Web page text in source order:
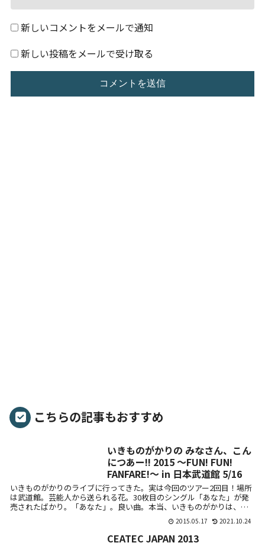
新しいコメントをメールで通知
新しい投稿をメールで受け取る
こちらの記事もおすすめ
いきものがかりの みなさん、こん
につあー!! 2015 ～FUN! FUN!
FANFARE!～ in 日本武道館 5/16
いきものがかりのライブに行ってきた。実は今回のツアー2回目！場所
は武道館。芸能人から送られる花。30枚目のシングル「あなた」が発
売されたばかり。「あなた」。良い曲。本当、いきものがかりは、ハ
2015.05.17 2021.10.24
CEATEC JAPAN 2013